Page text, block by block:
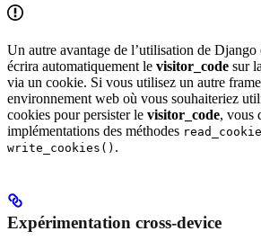
Un autre avantage de l’utilisation de
écrira automatiquement le visitor_code sur
via un cookie. Si vous utilisez un autre
environnement web où vous souhaiteriez
cookies pour persister le visitor_code, vous
implémentations des méthodes
write_cookies() .
Expérimentation cross-device